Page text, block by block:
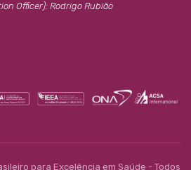
Officer): Rodrigo Rubião
para Excelência em Saúde - Todos